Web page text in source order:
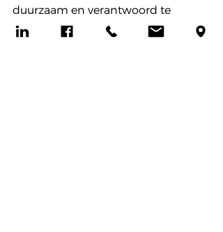
duurzaam en verantwoord te
ondernemen en uit te groeien tot